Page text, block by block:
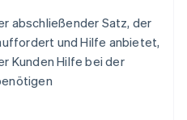
abschließender Satz, der
und Hilfe anbietet,
Kunden Hilfe bei der